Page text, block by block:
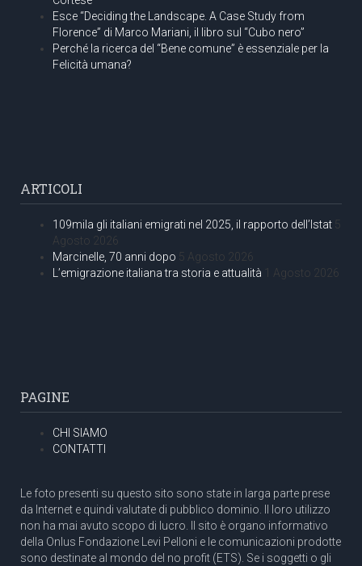
Esce “Deciding the Landscape. A Case Study from
Florence” di Marco Mariani, il libro sul “Cubo nero”
Perché la ricerca del “Bene comune” è essenziale per la
Felicità umana?
ARTICOLI
109mila gli italiani emigrati nel 2025, il rapporto dell’Istat 5
Agosto 2026
Marcinelle, 70 anni dopo 5 Agosto 2026
L’emigrazione italiana tra storia e attualità 1 Agosto 2026
PAGINE
CHI SIAMO
CONTATTI
Le foto presenti su questo sito sono state in larga parte prese
da Internet e quindi valutate di pubblico dominio. Il loro utilizzo
non ha mai avuto scopo di lucro. Il sito è organo informativo
della Onlus Fondazione Levi Pelloni e le comunicazioni prodotte
sono destinate al mondo del no profit (ETS). Se i soggetti o gli